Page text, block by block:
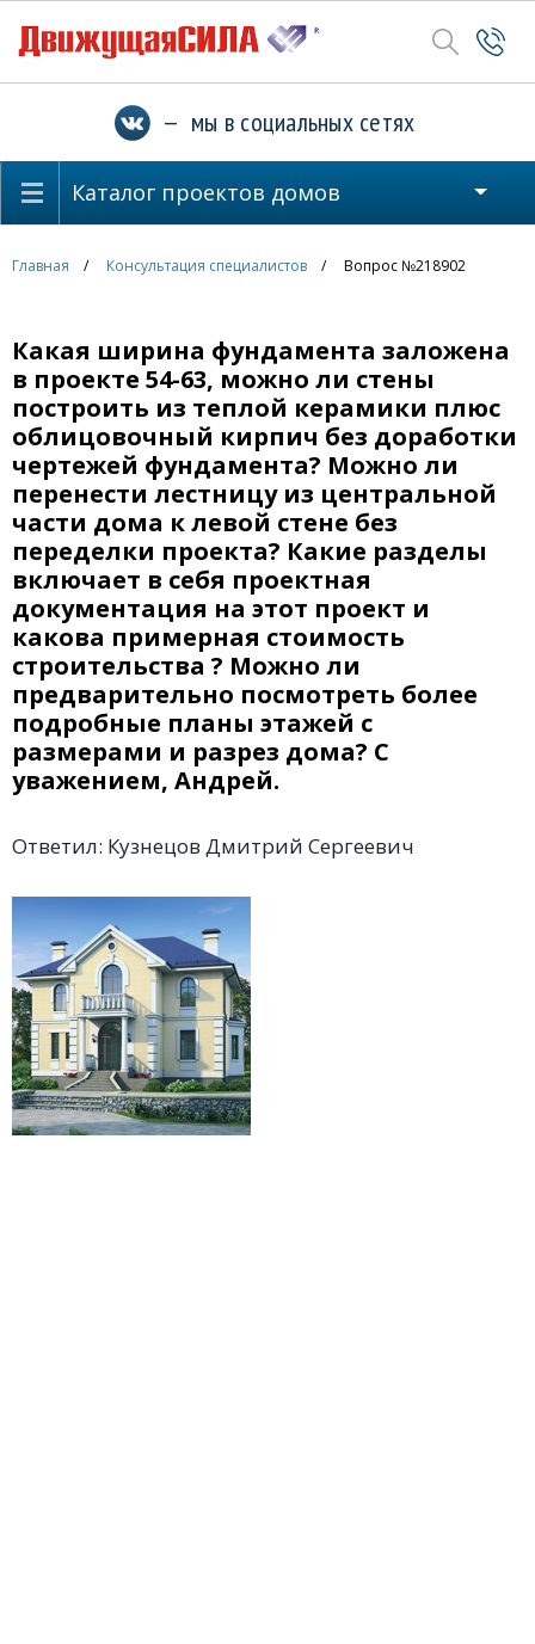
— мы в социальных сетях
Каталог проектов домов
Главная Консультация специалистов Вопрос №218902
Какая ширина фундамента заложена
в проекте 54-63, можно ли стены
построить из теплой керамики плюс
облицовочный кирпич без доработки
чертежей фундамента? Можно ли
перенести лестницу из центральной
части дома к левой стене без
переделки проекта? Какие разделы
включает в себя проектная
документация на этот проект и
какова примерная стоимость
строительства ? Можно ли
предварительно посмотреть более
подробные планы этажей с
размерами и разрез дома? С
уважением, Андрей.
Ответил: Кузнецов Дмитрий Сергеевич